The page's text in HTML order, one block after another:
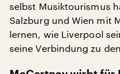
selbst Musiktourismus
Salzburg und Wien mit
lernen, wie Liverpool
seine Verbindung zu